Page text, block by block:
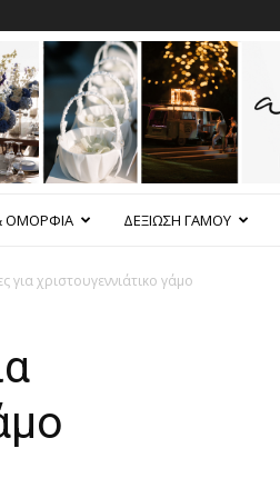
ΟΜΟΡΦΙΑ ΔΕΞΙΩΣΗ ΓΑΜΟΥ
για χριστουγεννιάτικο γάμο